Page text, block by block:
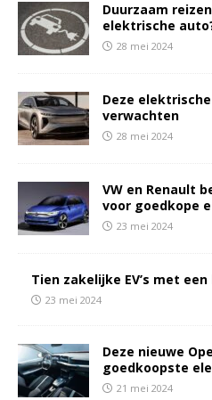
Duurzaam
elektrische
28 mei 2024
Deze
verwachten
28 mei 2024
VW en Renault
voor goedkope
23 mei 2024
Tien zakelijke EV’s met
23 mei 2024
Deze nieuwe
goedkoopste
21 mei 2024